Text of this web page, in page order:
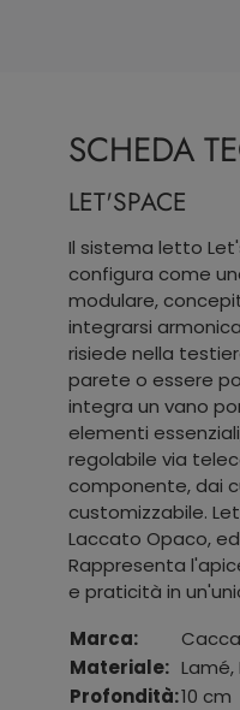
SCHEDA
LET'SPACE
Il sistema letto
configura come
modulare,
integrarsi
risiede nella
parete o essere
integra un vano
elementi
regolabile via
componente, dai
customizzabile.
Laccato Opaco,
Rappresenta
e praticità in
Marca:
Materiale:
Profondità:10 cm